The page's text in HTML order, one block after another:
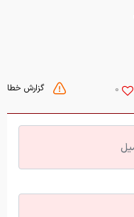
گزارش خطا 0